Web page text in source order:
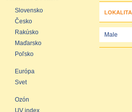
Slovensko
Česko
Rakúsko
Maďarsko
Poľsko
Európa
Svet
Ozón
UV index
LOKALITA
Male